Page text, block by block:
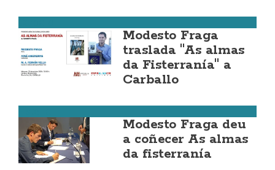
Modesto Fraga
traslada "As almas
da Fisterranía" a
Carballo
Modesto Fraga deu
a coñecer As almas
da fisterranía